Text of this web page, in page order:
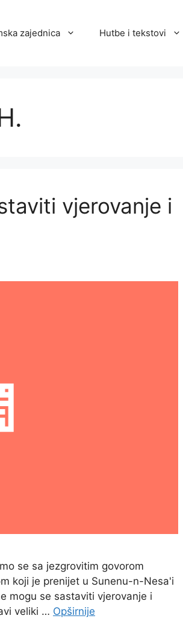
zajednica Hutbe i tekstovi
vjerovanje i
koji je prenijet u Sunenu-n-Nesa'i
mogu se sastaviti vjerovanje i
veliki … Opširnije